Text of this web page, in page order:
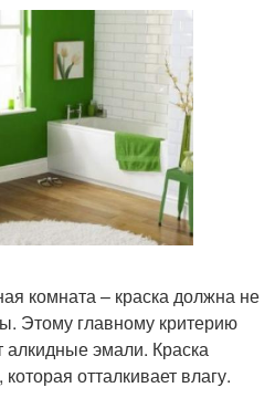
комната – краска должна не
Этому главному критерию
алкидные эмали. Краска
отталкивает влагу.